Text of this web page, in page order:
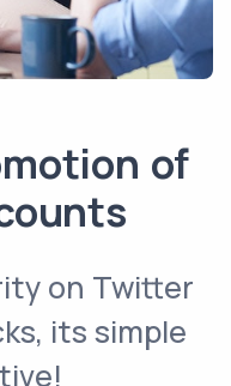
of
on Twitter
its simple